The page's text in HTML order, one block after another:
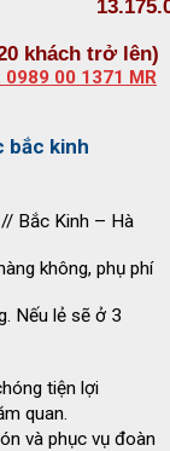
khách trở lên)
0989 00 1371 MR
bắc kinh
Bắc Kinh – Hà
không, phụ phí
Nếu lẻ sẽ ở 3
tiện lợi
quan.
và phục vụ đoàn